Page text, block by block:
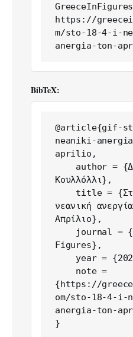
https://
m/sto-18-4-i-
anergia-ton-
BibTeX:
@article{gif-
neaniki-
aprilio,
Κουλλόλλι},
νεανική
Απρίλιο},
Figures},
{https://
om/sto-18-4-i-
anergia-ton-
}